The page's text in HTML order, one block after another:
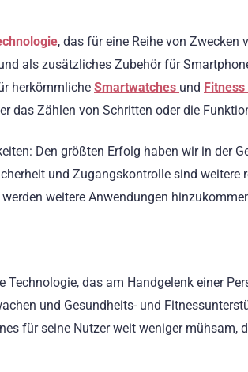
, das für eine Reihe von Zwecken
als zusätzliches Zubehör für
herkömmliche Smartwatches und
das Zählen von Schritten oder die
Den größten Erfolg haben wir in der
und Zugangskontrolle sind weitere
weitere Anwendungen
das am Handgelenk einer
und Gesundheits- und
für seine Nutzer weit weniger mühsam,